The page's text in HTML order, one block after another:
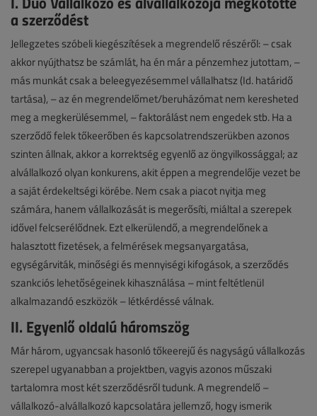
a szerződést
Jellegzetes szóbeli kiegészítések a megrendelő részéről: – csak
akkor nyújthatsz be számlát, ha én már a pénzemhez jutottam, –
más munkát csak a beleegyezésemmel vállalhatsz (Id. határidő
tartása), – az én megrendelőmet/beruházómat nem keresheted
meg a megkerülésemmel, – faktorálást nem engedek stb. Ha a
szerződő felek tőkeerőben és kapcsolatrendszerükben azonos
szinten állnak, akkor a korrektség egyenlő az öngyilkossággal; az
alvállalkozó olyan konkurens, akit éppen a megrendelője vezet be
a saját érdekeltségi körébe. Nem csak a piacot nyitja meg
számára, hanem vállalkozását is megerősíti, miáltal a szerepek
idővel felcserélődnek. Ezt elkerülendő, a megrendelőnek a
halasztott fizetések, a felmérések megsanyargatása,
egységárviták, minőségi és mennyiségi kifogások, a szerződés
szankciós lehetőségeinek kihasználása – mint feltétlenül
alkalmazandó eszközök – létkérdéssé válnak.
II. Egyenlő oldalú háromszög
Már három, ugyancsak hasonló tőkeerejű és nagyságú vállalkozás
szerepel ugyanabban a projektben, vagyis azonos műszaki
tartalomra most két szerződésről tudunk. A megrendelő –
vállalkozó-alvállalkozó kapcsolatára jellemző, hogy ismerik